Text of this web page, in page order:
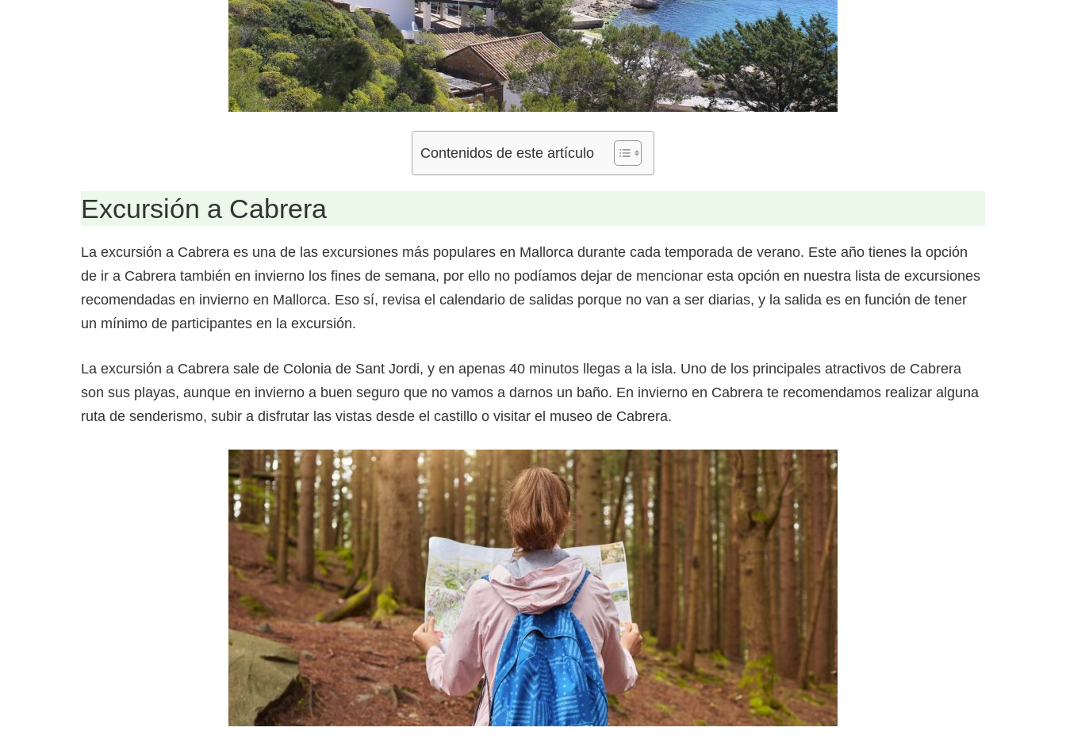
Contenidos de este artículo
Excursión a Cabrera
La excursión a Cabrera es una de las excursiones más populares en Mallorca durante cada temporada de verano. Este año tienes la opción
de ir a Cabrera también en invierno los fines de semana, por ello no podíamos dejar de mencionar esta opción en nuestra lista de excursiones
recomendadas en invierno en Mallorca. Eso sí, revisa el calendario de salidas porque no van a ser diarias, y la salida es en función de tener
un mínimo de participantes en la excursión.
La excursión a Cabrera sale de Colonia de Sant Jordi, y en apenas 40 minutos llegas a la isla. Uno de los principales atractivos de Cabrera
son sus playas, aunque en invierno a buen seguro que no vamos a darnos un baño. En invierno en Cabrera te recomendamos realizar alguna
ruta de senderismo, subir a disfrutar las vistas desde el castillo o visitar el museo de Cabrera.